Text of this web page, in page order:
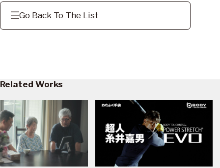
Go Back To The List
Related Works